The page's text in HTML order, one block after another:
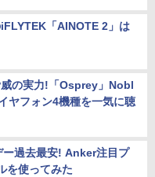
「AINOTE 2」は
の実力!「Osprey」Nobl
ヤフォン4機種を一気に聴
過去最安! Anker注目プ
を使ってみた